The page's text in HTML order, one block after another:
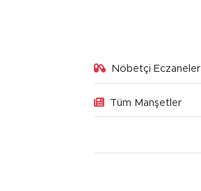
Nöbetçi Eczaneler
Tüm Manşetler